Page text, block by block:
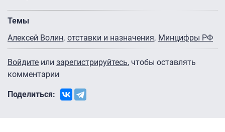
Темы
Алексей Волин отставки и назначения Минцифры РФ
Войдите или зарегистрируйтесь, чтобы оставлять
комментарии
Поделиться: